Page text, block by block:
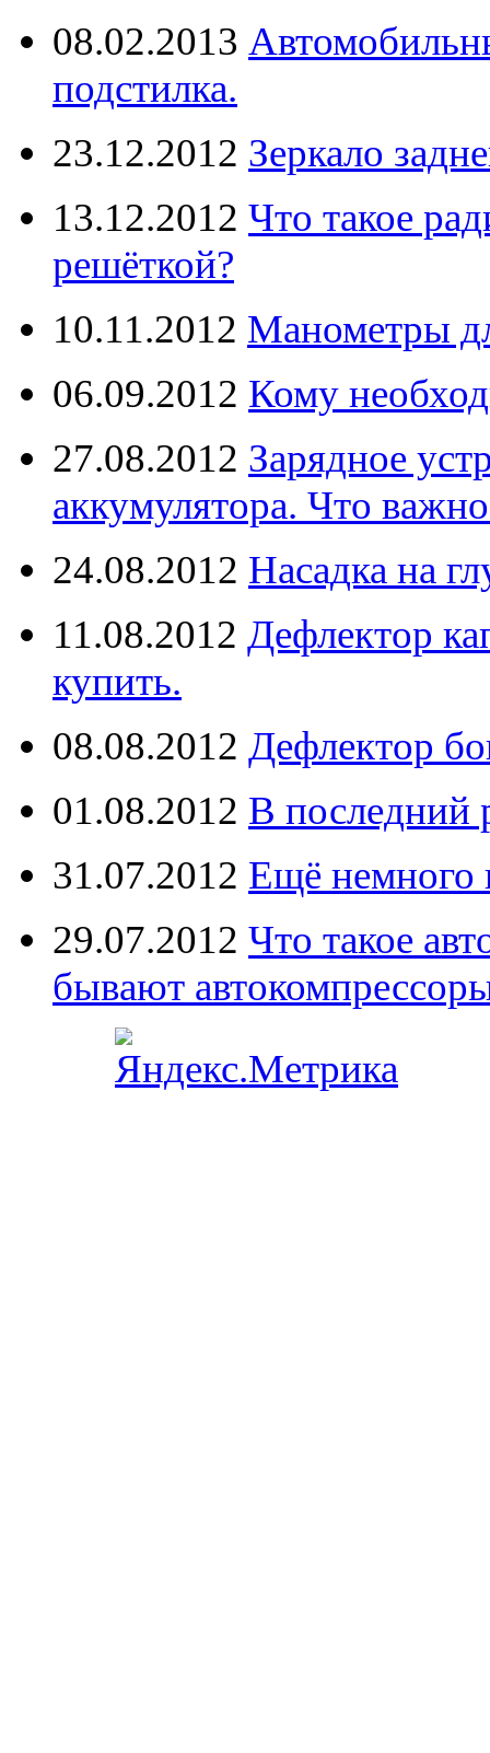
08.02.2013
подстилка.
23.12.2012 Зеркало
13.12.2012 Что такое
решёткой?
10.11.2012 Манометры
06.09.2012 Кому
27.08.2012 Зарядное
аккумулятора. Что
24.08.2012 Насадка на
11.08.2012 Дефлектор
купить.
08.08.2012 Дефлектор
01.08.2012 В последний
31.07.2012 Ещё немного
29.07.2012 Что такое
бывают